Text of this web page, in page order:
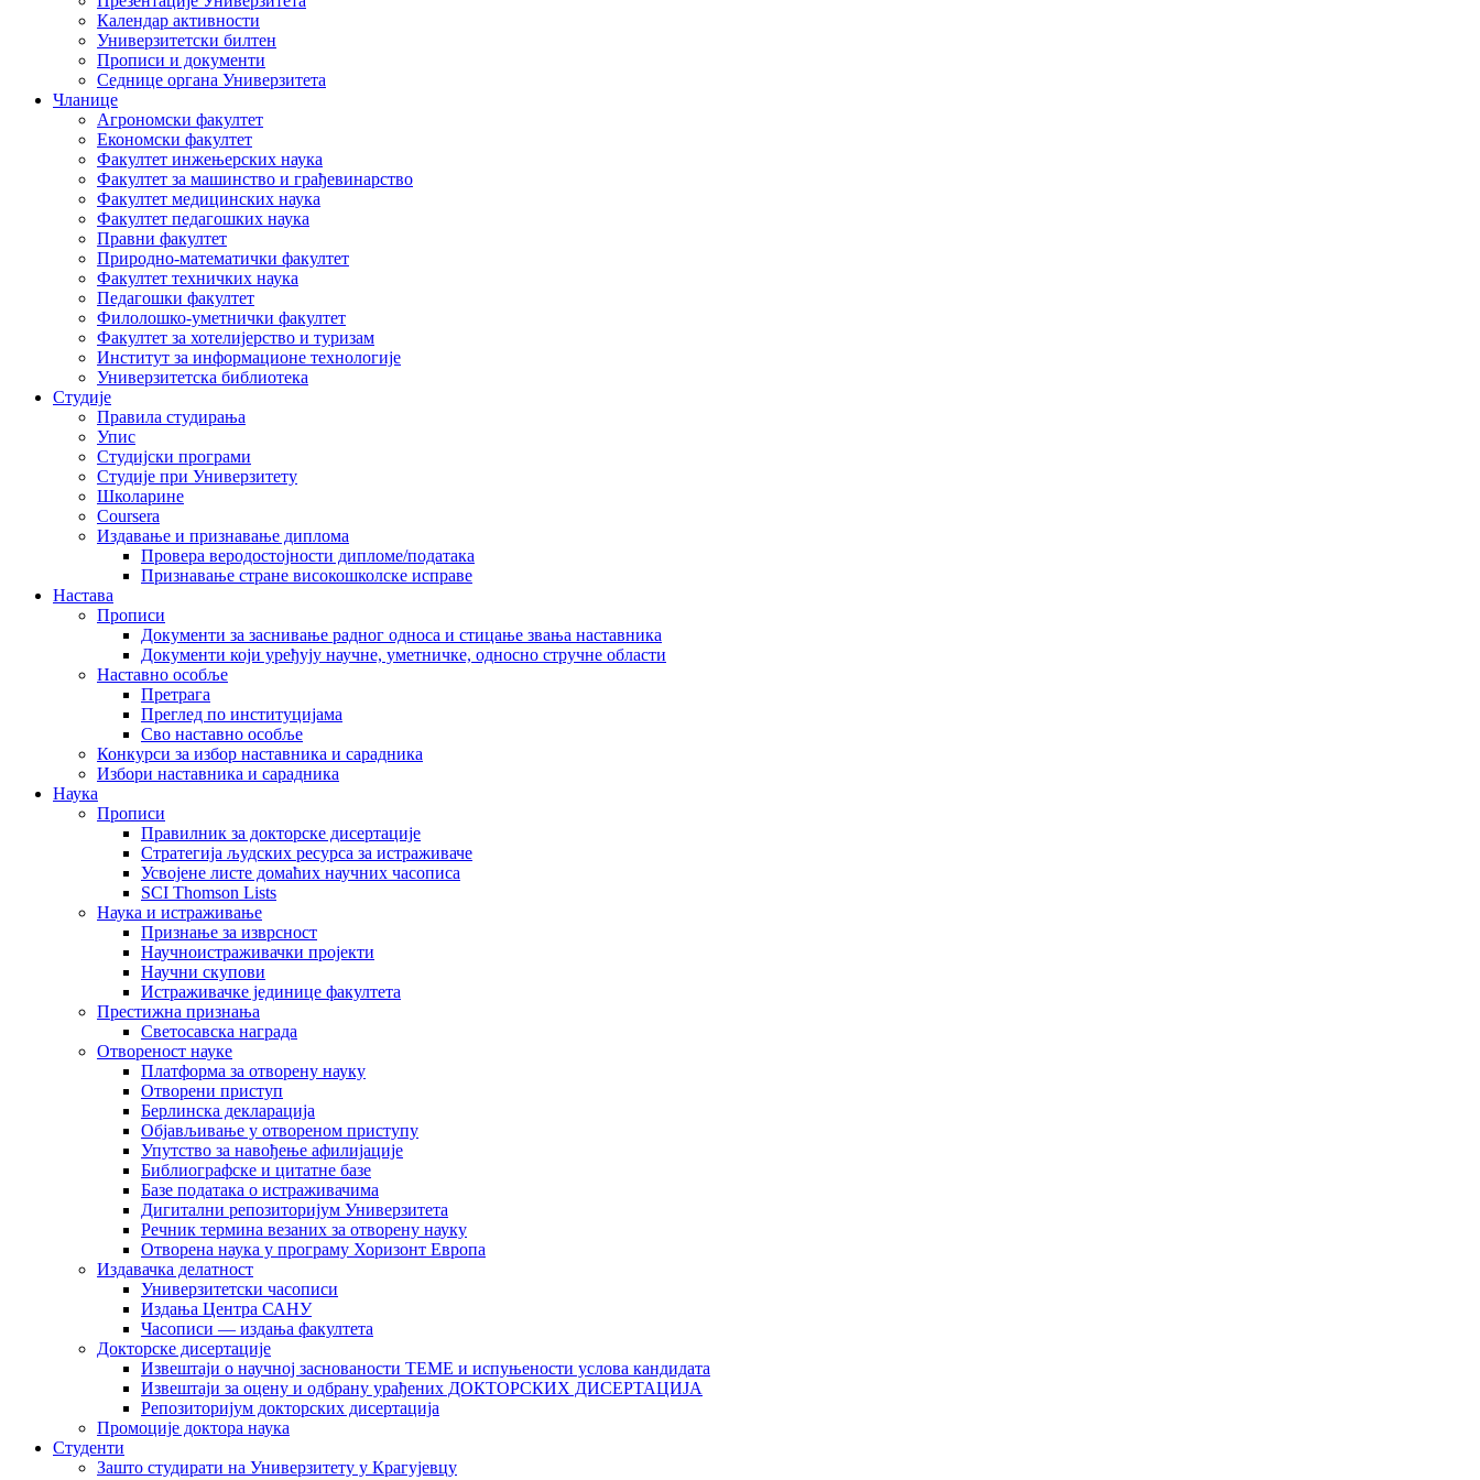
Календар активности
Универзитетски билтен
Прописи и документи
Седнице органа Универзитета
Чланице
Агрономски факултет
Економски факултет
Факултет инжењерских наука
Факултет за машинство и грађевинарство
Факултет медицинских наука
Факултет педагошких наука
Правни факултет
Природно-математички факултет
Факултет техничких наука
Педагошки факултет
Филолошко-уметнички факултет
Факултет за хотелијерство и туризам
Институт за информационе технологије
Универзитетска библиотека
Студије
Правила студирања
Упис
Студијски програми
Студије при Универзитету
Школарине
Coursera
Издавање и признавање диплома
Провера веродостојности дипломе/података
Признавање стране високошколске исправе
Настава
Прописи
Документи за заснивање радног односа и стицање звања наставника
Документи који уређују научне, уметничке, односно стручне области
Наставно особље
Претрага
Преглед по институцијама
Сво наставно особље
Конкурси за избор наставника и сарадника
Избори наставника и сарадника
Наука
Прописи
Правилник за докторске дисертације
Стратегија људских ресурса за истраживаче
Усвојене листе домаћих научних часописа
SCI Thomson Lists
Наука и истраживање
Признање за изврсност
Научноистраживачки пројекти
Научни скупови
Истраживачке јединице факултета
Престижна признања
Светосавска награда
Отвореност науке
Платформа за отворену науку
Отворени приступ
Берлинска декларација
Објављивање у отвореном приступу
Упутство за навођење афилијације
Библиографске и цитатне базе
Базе података о истраживачима
Дигитални репозиторијум Универзитета
Рeчник термина везаних за отворену науку
Отворена наука у програму Хоризонт Европа
Издавачка делатност
Универзитетски часописи
Издања Центра САНУ
Часописи — издања факултета
Докторске дисертације
Извештаји о научној заснованости ТЕМЕ и испуњености услова кандидата
Извештаји за оцену и одбрану урађених ДОКТОРСКИХ ДИСЕРТАЦИЈА
Репозиторијум докторских дисертација
Промоције доктора наука
Студенти
Зашто студирати на Универзитету у Крагујевцу